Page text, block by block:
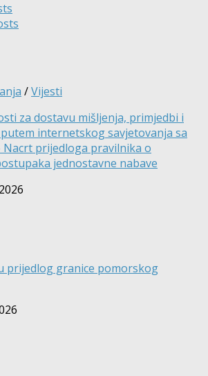
/Vijesti
za dostavu mišljenja, primjedbi i
internetskog savjetovanja sa
Nacrt prijedloga pravilnika o
jednostavne nabave
prijedlog granice pomorskog